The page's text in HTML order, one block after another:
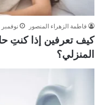
فاطمة الزهراء المنصور نوفمبر 27, 2023
كيف تعرفين إذا كنتِ
المنزلي؟